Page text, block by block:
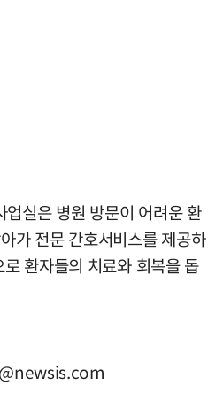
실은 병원 방문이 어려운 환
가 전문 간호서비스를 제공하
환자들의 치료와 회복을 돕